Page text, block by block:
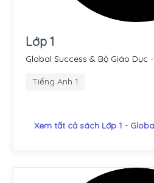
Lớp 1
Global Success & Bộ Giáo Dục
Tiếng Anh 1
Xem tất cả sách Lớp 1 -